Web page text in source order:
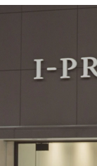
ら指輪選びを楽し